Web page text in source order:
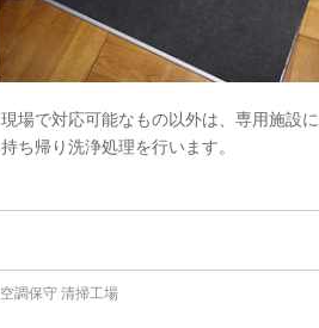
現場で対応可能なもの以外は、専用施設に
持ち帰り洗浄処理を行います。
空調保守 清掃工場